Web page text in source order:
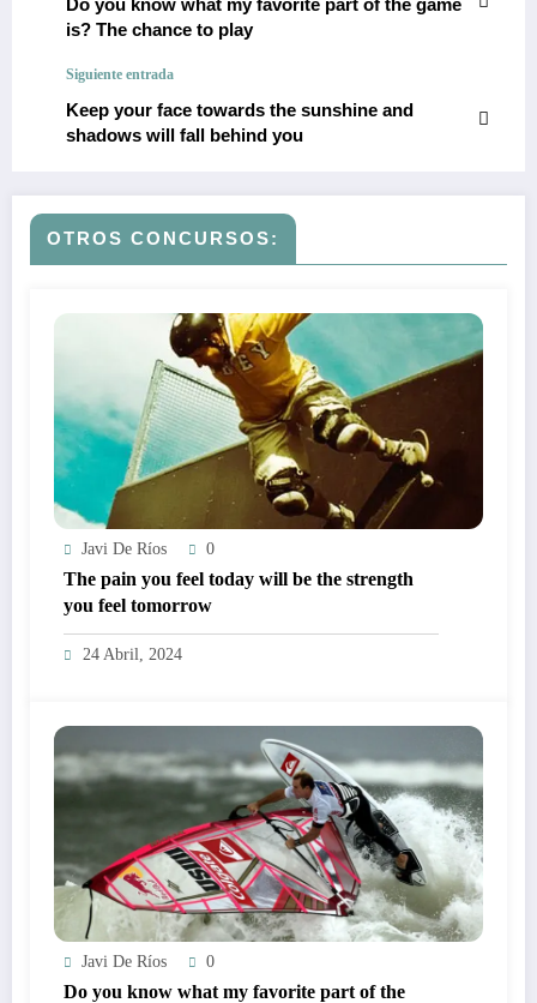
is? The chance to play
Siguiente entrada
Keep your face towards the sunshine and
shadows will fall behind you
OTROS CONCURSOS:
Javi De Ríos 0
The pain you feel today will be the strength
you feel tomorrow
24 Abril, 2024
Javi De Ríos 0
Do you know what my favorite part of the